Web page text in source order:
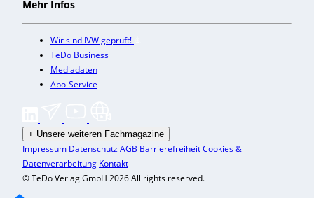
Mehr Infos
Wir sind IVW geprüft!
TeDo Business
Mediadaten
Abo-Service
+ Unsere weiteren Fachmagazine
Impressum DatenschutzAGB BarrierefreiheitCookies &
Datenverarbeitung Kontakt
© TeDo Verlag GmbH 2026 All rights reserved.